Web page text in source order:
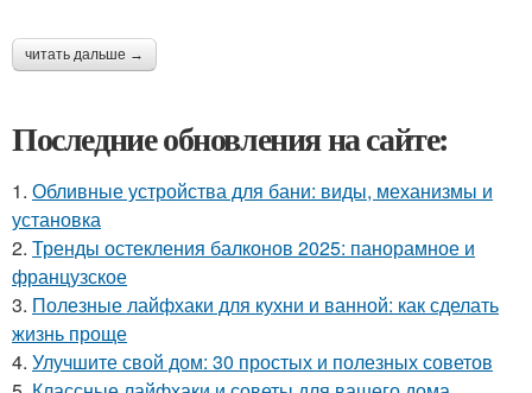
читать дальше →
Последние обновления на сайте:
1. Обливные устройства для бани: виды, механизмы и
установка
2. Тренды остекления балконов 2025: панорамное и
французское
3. Полезные лайфхаки для кухни и ванной: как сделать
жизнь проще
4. Улучшите свой дом: 30 простых и полезных советов